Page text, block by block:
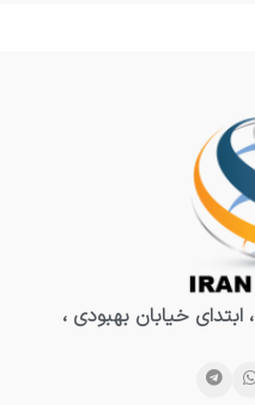
ابتدای خیابان بهبودی ،